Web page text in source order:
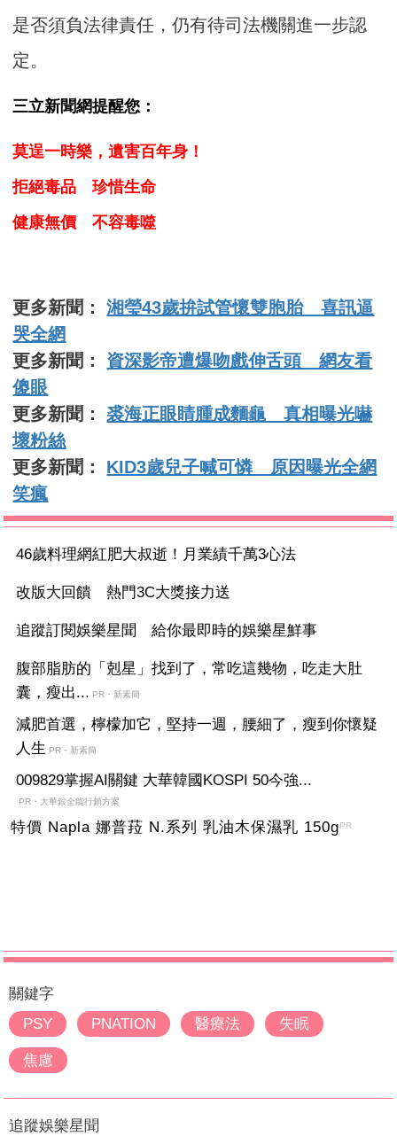
是否須負法律責任，仍有待司法機關進一步認
定。
三立新聞網提醒您：
莫逞一時樂，遺害百年身！
拒絕毒品 珍惜生命
健康無價 不容毒噬
更多新聞：湘瑩43歲拚試管懷雙胞胎 喜訊逼
哭全網
更多新聞： 資深影帝遭爆吻戲伸舌頭 網友看
傻眼
更多新聞： 裘海正眼睛腫成麵龜 真相曝光嚇
壞粉絲
更多新聞： KID3歲兒子喊可憐 原因曝光全網
笑瘋
46歲料理網紅肥大叔逝！月業績千萬3心法
改版大回饋 熱門3C大獎接力送
追蹤訂閱娛樂星聞 給你最即時的娛樂星鮮事
腹部脂肪的「剋星」找到了，常吃這幾物，吃走大肚
囊，瘦出... PR・新素簡
減肥首選，檸檬加它，堅持一週，腰細了，瘦到你懷疑
人生 PR・新素簡
009829掌握AI關鍵 大華韓國KOSPI 50今強...
PR・大華銀全能行銷方案
特價 Napla 娜普菈 N.系列 乳油木保濕乳 150gPR
關鍵字
PSY
PNATION 醫療法 失眠
焦慮
追蹤娛樂星聞